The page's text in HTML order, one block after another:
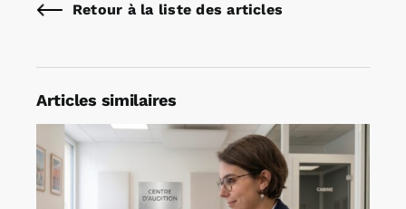
Retour à la liste des articles
Articles similaires